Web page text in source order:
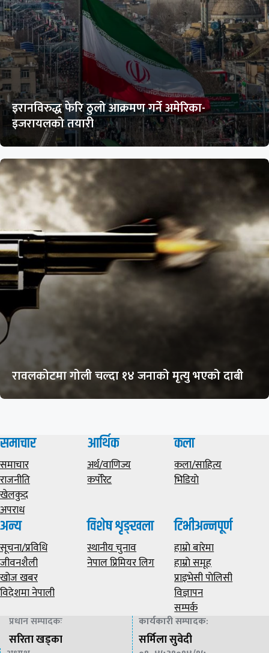
इरानविरुद्ध फेरि ठुलो आक्रमण गर्ने अमेरिका-
इजरायलको तयारी
रावलकोटमा गोली चल्दा १४ जनाको मृत्यु भएको दाबी
समाचार
समाचार
राजनीति
खेलकुद
अपराध
आर्थिक
अर्थ/वाणिज्य
कर्पोरेट
कला
कला/साहित्य
भिडियाे
अन्य
सूचना/प्रविधि
जीवनशैली
खोज खबर
विदेशमा नेपाली
विशेष शृङ्खला
स्थानीय चुनाव
नेपाल प्रिमियर लिग
टिभीअन्नपूर्ण
हाम्राे बारेमा
हाम्राे समूह
प्राइभेसी पाेलिसी
विज्ञापन
सम्पर्क
प्रधान सम्पादकः
सरिता खड्का
कार्यकारी सम्पादक:
सर्मिला सुवेदी